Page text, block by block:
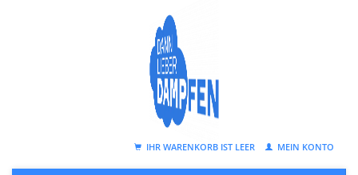
IHR WARENKORB IST LEER MEIN KONTO